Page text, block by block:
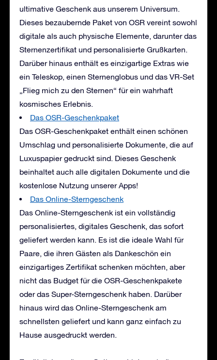
ultimative Geschenk aus unserem Universum.
Dieses bezaubernde Paket von OSR vereint sowohl
digitale als auch physische Elemente, darunter das
Sternenzertifikat und personalisierte Grußkarten.
Darüber hinaus enthält es einzigartige Extras wie
ein Teleskop, einen Sternenglobus und das VR-Set
„Flieg mich zu den Sternen“ für ein wahrhaft
kosmisches Erlebnis.
Das OSR-Geschenkpaket
Das OSR-Geschenkpaket enthält einen schönen
Umschlag und personalisierte Dokumente, die auf
Luxuspapier gedruckt sind. Dieses Geschenk
beinhaltet auch alle digitalen Dokumente und die
kostenlose Nutzung unserer Apps!
Das Online-Sterngeschenk
Das Online-Sterngeschenk ist ein vollständig
personalisiertes, digitales Geschenk, das sofort
geliefert werden kann. Es ist die ideale Wahl für
Paare, die ihren Gästen als Dankeschön ein
einzigartiges Zertifikat schenken möchten, aber
nicht das Budget für die OSR-Geschenkpakete
oder das Super-Sterngeschenk haben. Darüber
hinaus wird das Online-Sterngeschenk am
schnellsten geliefert und kann ganz einfach zu
Hause ausgedruckt werden.